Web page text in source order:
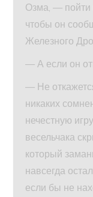
Озма, — пойти
чтобы он
Железного
— А если он
— Не
никаких
нечестную
весельчака
который
навсегда
если бы не